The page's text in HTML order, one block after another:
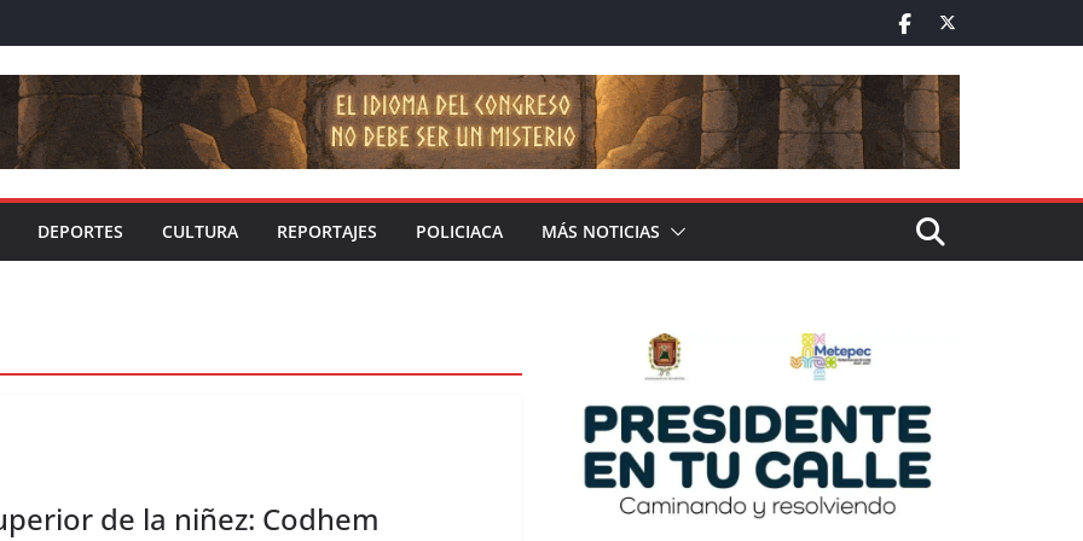
DEPORTES CULTURA REPORTAJES POLICIACA MÁS NOTICIAS
de la niñez: Codhem